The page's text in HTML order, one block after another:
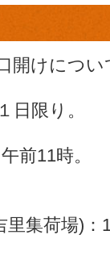
開けにつ
日限り。
前11時。
里集荷場)